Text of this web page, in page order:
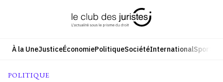
À la UneJusticeÉconomiePolitiqueSociétéInternationalSport
POLITIQUE